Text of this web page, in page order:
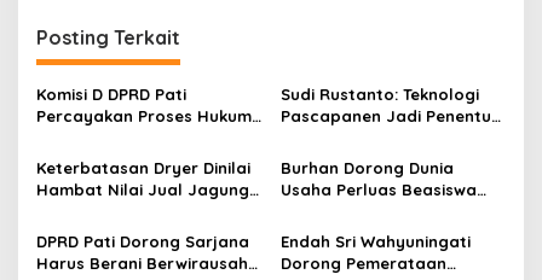
a
s
i
o
Posting Terkait
Komisi D DPRD Pati
Percayakan Proses Hukum
kepada Polisi
Sudi Rustanto: Teknologi
Pascapanen Jadi Penentu
Keterbatasan Dryer Dinilai
Hambat Nilai Jual Jagung
Burhan Dorong Dunia
Usaha Perluas Beasiswa
Satu Sarjana
DPRD Pati Dorong Sarjana
Harus Berani Berwirausaha
Endah Sri Wahyuningati
Dorong Pemerataan